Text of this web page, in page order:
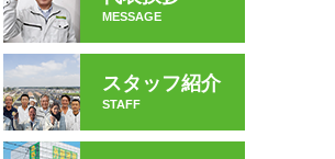
MESSAGE
スタッフ紹介
STAFF